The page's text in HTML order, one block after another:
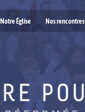
Notre Église Nos rencontres